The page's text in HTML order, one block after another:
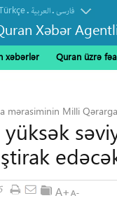
. العربیة.فارسی
Xəbər
xəbərlər Quran üzrə
mərasiminin Milli